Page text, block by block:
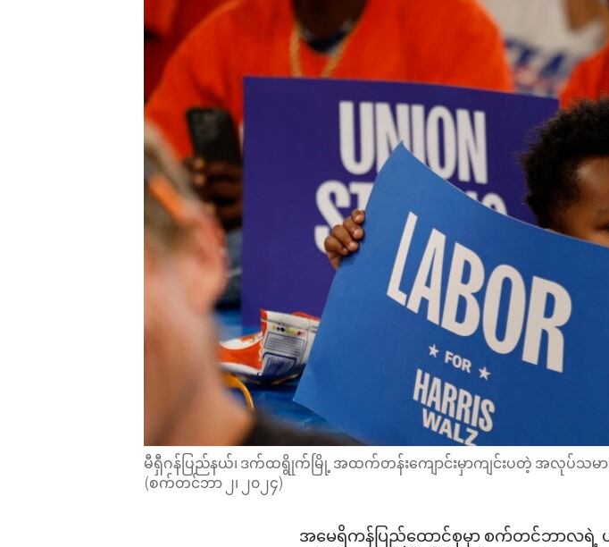
IDEALS AND INSTITUTIONS
မီရှီဂန်ပြည်နယ်၊ ဒက်ထရွိုက်မြို့ အထက်တန်းကျောင်းမှာကျင်းပတဲ့ အလုပ်သမား
(စက်တင်ဘာ ၂၊ ၂၀၂၄)
အမေရိကန်ပြည်ထောင်စုမှာ စက်တင်ဘာလရဲ့